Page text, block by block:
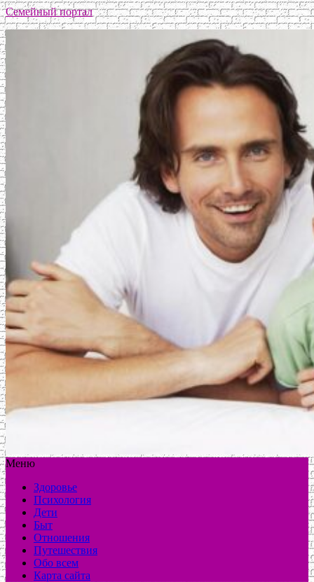
Семейный портал
Меню
Здоровье
Психология
Дети
Быт
Отношения
Путешествия
Обо всем
Карта сайта